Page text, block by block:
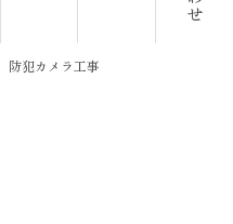
せ
防犯カメラ工事